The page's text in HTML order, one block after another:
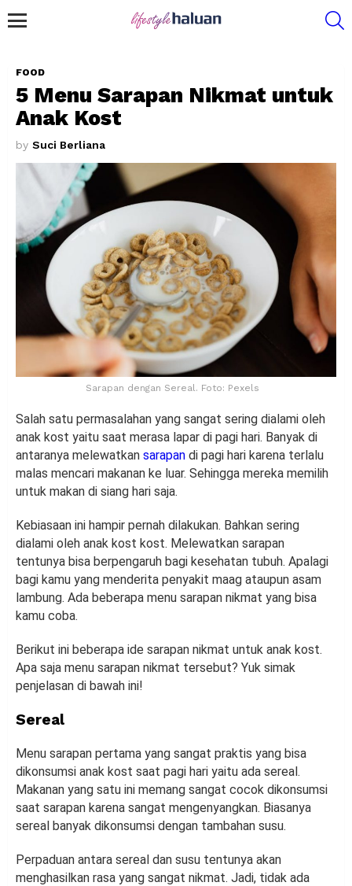
FOOD
5 Menu Sarapan Nikmat untuk
Anak Kost
by Suci Berliana
Sarapan dengan Sereal. Foto: Pexels
Salah satu permasalahan yang sangat sering dialami oleh
anak kost yaitu saat merasa lapar di pagi hari. Banyak di
antaranya melewatkan sarapan di pagi hari karena terlalu
malas mencari makanan ke luar. Sehingga mereka memilih
untuk makan di siang hari saja.
Kebiasaan ini hampir pernah dilakukan. Bahkan sering
dialami oleh anak kost kost. Melewatkan sarapan
tentunya bisa berpengaruh bagi kesehatan tubuh. Apalagi
bagi kamu yang menderita penyakit maag ataupun asam
lambung. Ada beberapa menu sarapan nikmat yang bisa
kamu coba.
Berikut ini beberapa ide sarapan nikmat untuk anak kost.
Apa saja menu sarapan nikmat tersebut? Yuk simak
penjelasan di bawah ini!
Sereal
Menu sarapan pertama yang sangat praktis yang bisa
dikonsumsi anak kost saat pagi hari yaitu ada sereal.
Makanan yang satu ini memang sangat cocok dikonsumsi
saat sarapan karena sangat mengenyangkan. Biasanya
sereal banyak dikonsumsi dengan tambahan susu.
Perpaduan antara sereal dan susu tentunya akan
menghasilkan rasa yang sangat nikmat. Jadi, tidak ada